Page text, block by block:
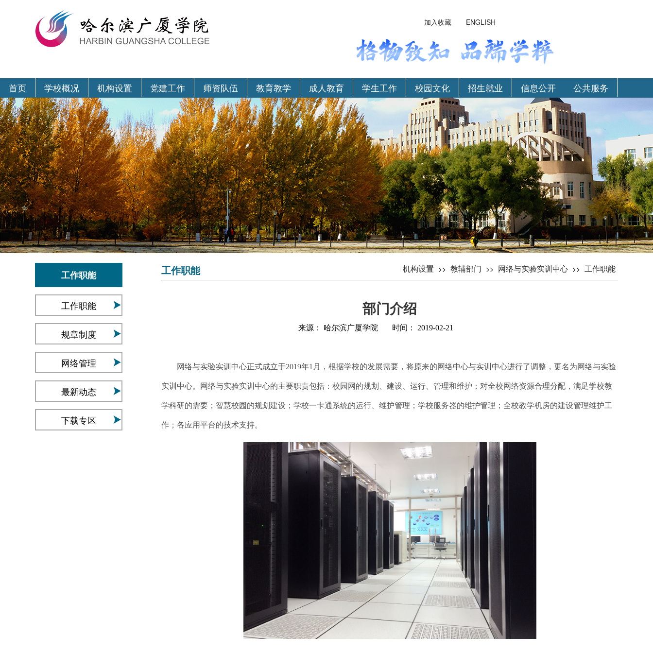
加入收藏 ENGLISH
首页 学校概况 机构设置 党建工作 师资队伍 教育教学 成人教育 学生工作 校园文化 招生就业 信息公开 公共服务
工作职能
工作职能
规章制度
网络管理
最新动态
下载专区
工作职能 机构设置 >> 教辅部门 >> 网络与实验实训中心 >> 工作职能
部门介绍
来源： 哈尔滨广厦学院 时间： 2019-02-21
网络与实验实训中心正式成立于2019年1月，根据学校的发展需要，将原来的网络中心与实训中心进行了调整，更名为网络与实验
实训中心。网络与实验实训中心的主要职责包括：校园网的规划、建设、运行、管理和维护；对全校网络资源合理分配，满足学校教
学科研的需要；智慧校园的规划建设；学校一卡通系统的运行、维护管理；学校服务器的维护管理；全校教学机房的建设管理维护工
作；各应用平台的技术支持。